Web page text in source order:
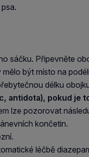
sáčku. Připevněte
být místo na
délku
antidota), pokud je
lze pozorovat
končetin.
léčbě